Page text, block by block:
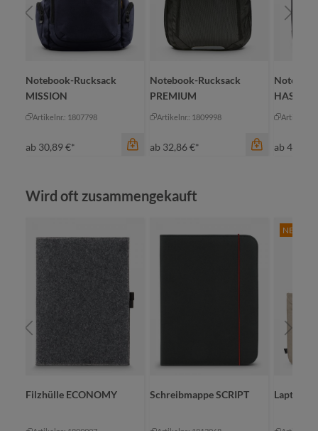
Notebook-Rucksack
MISSION
Artikelnr.: 1807798
ab 30,89 €*
Farbe
beige
schwarz
Notebook-Rucksack
PREMIUM
Artikelnr.: 1809998
ab 32,86 €*
Artikelnr.:
ab42,73
Produktgalerie überspringen
Wird oft zusammengekauft
Filzhülle ECONOMY Schreibmappe SCRIPT
NEW
Laptop-